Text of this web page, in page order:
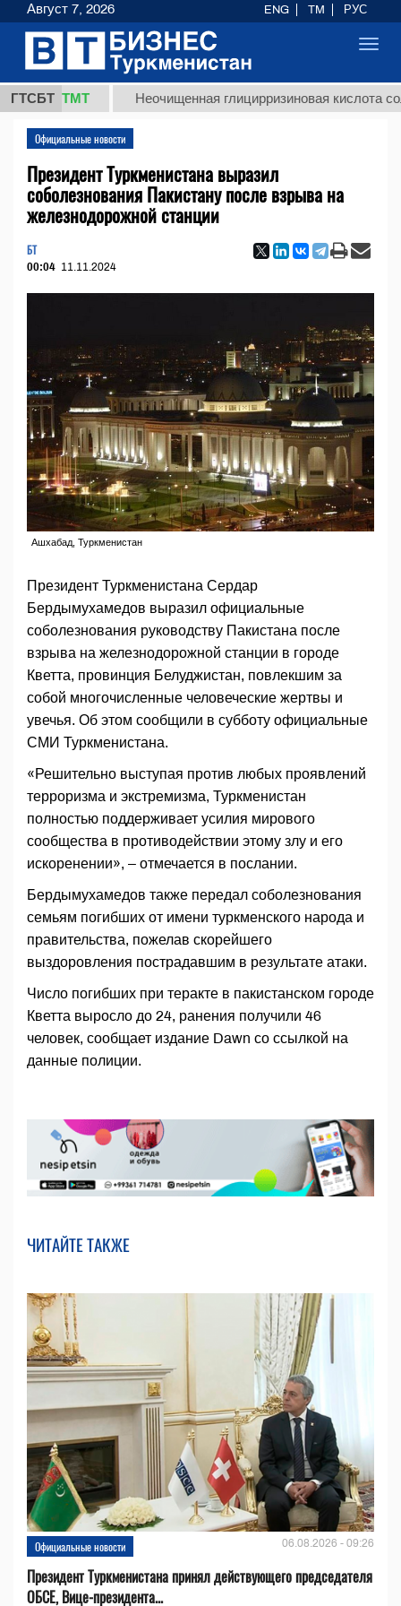
ГТСБТ
ТМТ Неочищенная глицирризиновая кислота
Официальные новости
Президент Туркменистана выразил
соболезнования Пакистану после взрыва на
железнодорожной станции
БТ
00:04 11.11.2024
Ашхабад, Туркменистан
Президент Туркменистана Сердар
Бердымухамедов выразил официальные
соболезнования руководству Пакистана после
взрыва на железнодорожной станции в городе
Кветта, провинция Белуджистан, повлекшим за
собой многочисленные человеческие жертвы и
увечья. Об этом сообщили в субботу официальные
СМИ Туркменистана.
«Решительно выступая против любых проявлений
терроризма и экстремизма, Туркменистан
полностью поддерживает усилия мирового
сообщества в противодействии этому злу и его
искоренении», – отмечается в послании.
Бердымухамедов также передал соболезнования
семьям погибших от имени туркменского народа и
правительства, пожелав скорейшего
выздоровления пострадавшим в результате атаки.
Число погибших при теракте в пакистанском городе
Кветта выросло до 24, ранения получили 46
человек, сообщает издание Dawn со ссылкой на
данные полиции.
ЧИТАЙТЕ ТАКЖЕ
Официальные новости 06.08.2026 - 09:26
Президент Туркменистана принял действующего председателя
ОБСЕ, Вице-президента...
Август 7, 2026 ENG TM РУС